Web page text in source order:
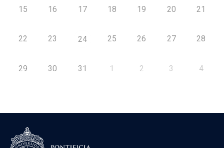
15 16 17 18 19 20 21
22 23 24 25 26 27 28
29 30 31 1 2 3 4